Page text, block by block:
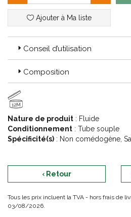
Ajouter à Ma liste
Conseil d’utilisation
Composition
12M
Nature de produit : Fluide
Conditionnement : Tube souple
Spécificité(s) : Non comédogène,
‹ Retour
Tous les prix incluent la TVA - hors frais de
03/08/2026.